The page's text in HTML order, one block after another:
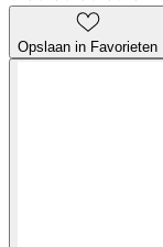
Opslaan in Favorieten